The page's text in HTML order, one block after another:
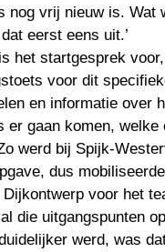
nog vrij nieuw is.
is het startgesprek
voor dit
en informatie over
er gaan komen,
werd bij Spijk-
dus
al die uitgangspunten
werd, was